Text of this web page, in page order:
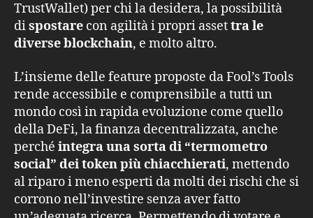
TrustWallet) per chi la desidera, la possibilità
dispostare con agilità i propri assettra le
diverse blockchain, e molto altro.
L’insieme delle feature proposte da Fool’s Tools
rende accessibile e comprensibile a tutti un
mondo così in rapida evoluzione come quello
della DeFi, la finanza decentralizzata, anche
perché integra una sorta di “termometro
social” dei token più chiacchierati, mettendo
al riparo i meno esperti da molti dei rischi che si
corrono nell’investire senza aver fatto